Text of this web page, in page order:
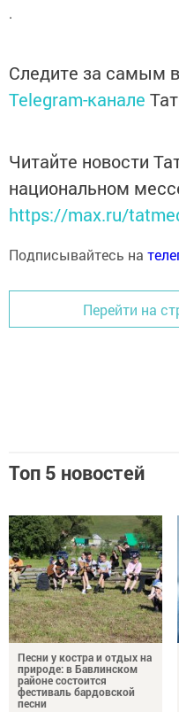
.
Следите за самым
Telegram-канале
Читайте новости
национальном
https://max.ru/
Подписывайтесь на
Перейти на
Топ 5 новостей
Песни у костра и отдых на
природе: в Бавлинском
районе состоится
фестиваль бардовской
песни